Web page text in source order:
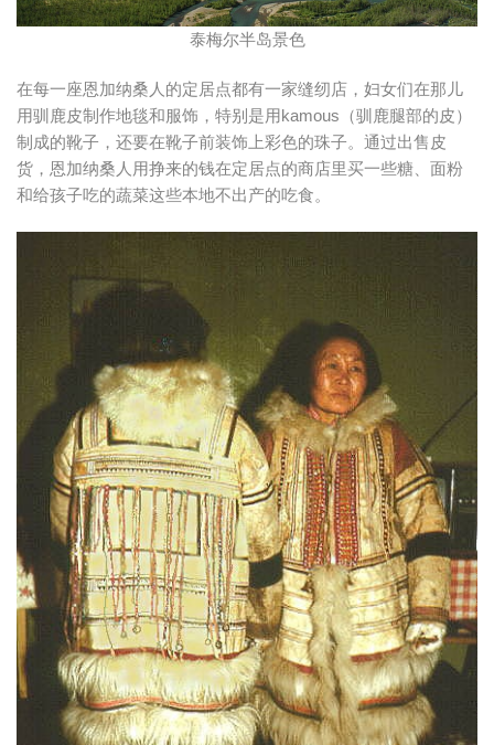
泰梅尔半岛景色
在每一座恩加纳桑人的定居点都有一家缝纫店，妇女们在那儿
用驯鹿皮制作地毯和服饰，特别是用kamous（驯鹿腿部的皮）
制成的靴子，还要在靴子前装饰上彩色的珠子。通过出售皮
货，恩加纳桑人用挣来的钱在定居点的商店里买一些糖、面粉
和给孩子吃的蔬菜这些本地不出产的吃食。